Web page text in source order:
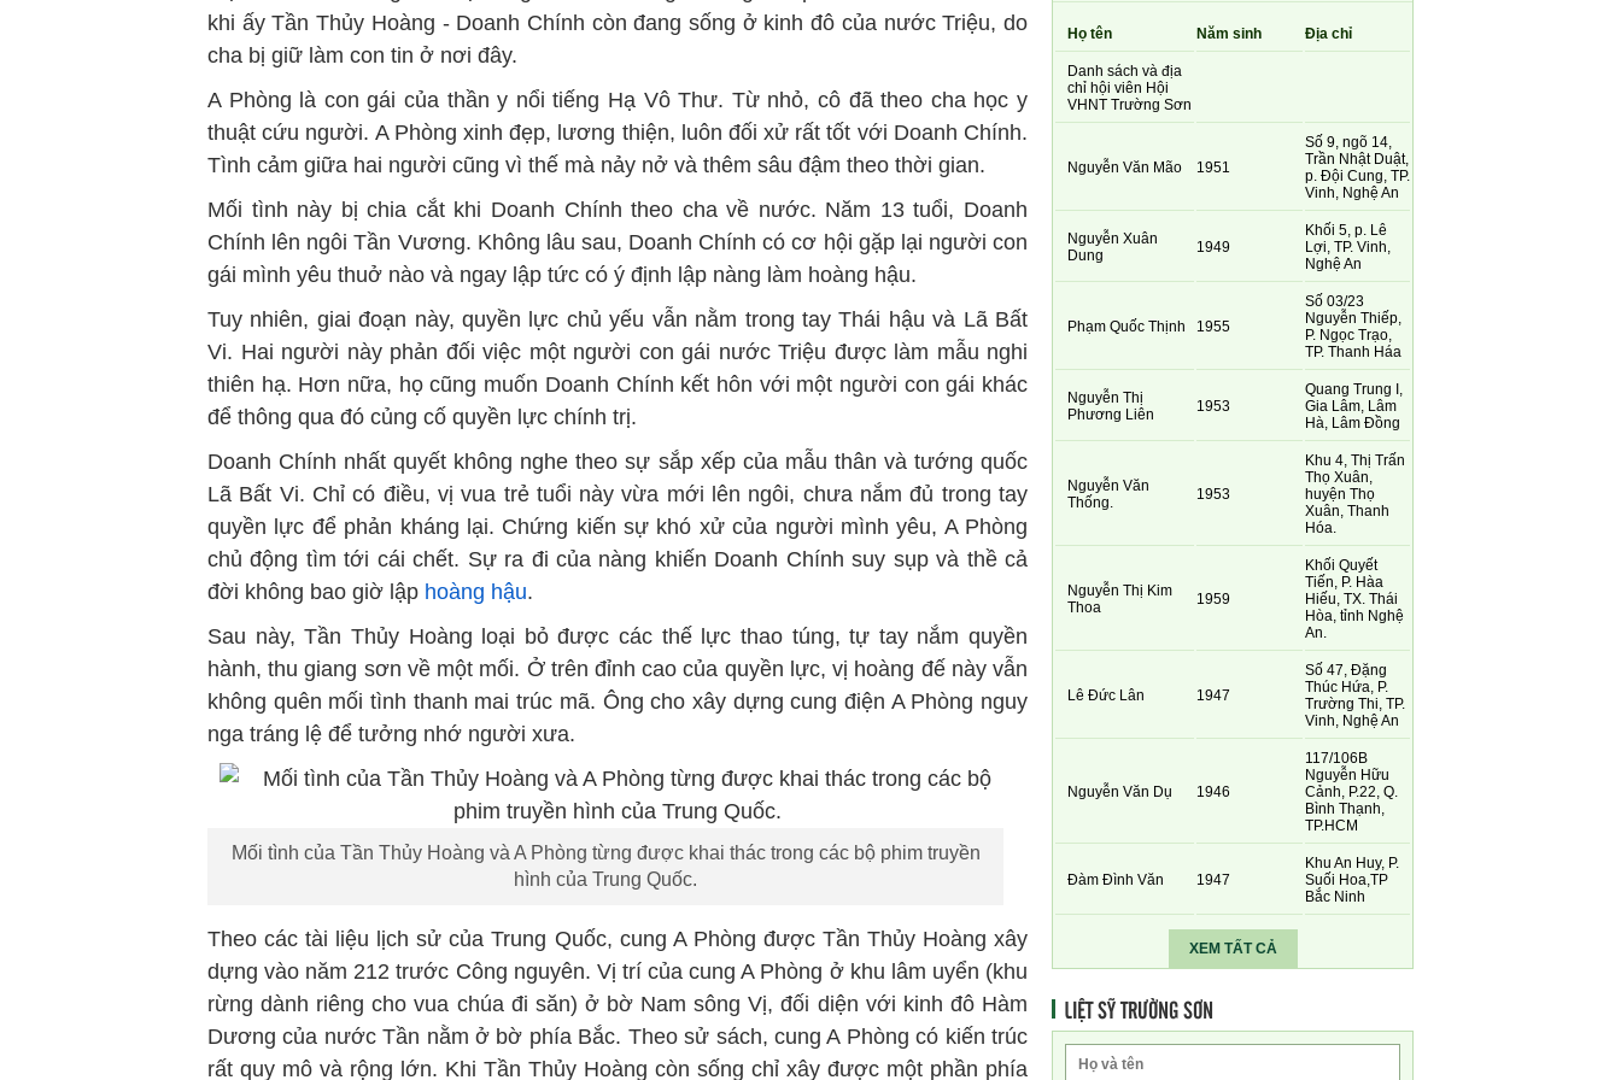
khi ấy Tần Thủy Hoàng - Doanh Chính còn đang sống ở kinh đô của nước Triệu, do
cha bị giữ làm con tin ở nơi đây.
A Phòng là con gái của thần y nổi tiếng Hạ Vô Thư. Từ nhỏ, cô đã theo cha học y
thuật cứu người. A Phòng xinh đẹp, lương thiện, luôn đối xử rất tốt với Doanh Chính.
Tình cảm giữa hai người cũng vì thế mà nảy nở và thêm sâu đậm theo thời gian.
Mối tình này bị chia cắt khi Doanh Chính theo cha về nước. Năm 13 tuổi, Doanh
Chính lên ngôi Tần Vương. Không lâu sau, Doanh Chính có cơ hội gặp lại người con
gái mình yêu thuở nào và ngay lập tức có ý định lập nàng làm hoàng hậu.
Tuy nhiên, giai đoạn này, quyền lực chủ yếu vẫn nằm trong tay Thái hậu và Lã Bất
Vi. Hai người này phản đối việc một người con gái nước Triệu được làm mẫu nghi
thiên hạ. Hơn nữa, họ cũng muốn Doanh Chính kết hôn với một người con gái khác
để thông qua đó củng cố quyền lực chính trị.
Doanh Chính nhất quyết không nghe theo sự sắp xếp của mẫu thân và tướng quốc
Lã Bất Vi. Chỉ có điều, vị vua trẻ tuổi này vừa mới lên ngôi, chưa nắm đủ trong tay
quyền lực để phản kháng lại. Chứng kiến sự khó xử của người mình yêu, A Phòng
chủ động tìm tới cái chết. Sự ra đi của nàng khiến Doanh Chính suy sụp và thề cả
đời không bao giờ lập hoàng hậu.
Sau này, Tần Thủy Hoàng loại bỏ được các thế lực thao túng, tự tay nắm quyền
hành, thu giang sơn về một mối. Ở trên đỉnh cao của quyền lực, vị hoàng đế này vẫn
không quên mối tình thanh mai trúc mã. Ông cho xây dựng cung điện A Phòng nguy
nga tráng lệ để tưởng nhớ người xưa.
Mối tình của Tần Thủy Hoàng và A Phòng từng được khai thác trong các bộ phim truyền
hình của Trung Quốc.
Theo các tài liệu lịch sử của Trung Quốc, cung A Phòng được Tần Thủy Hoàng xây
dựng vào năm 212 trước Công nguyên. Vị trí của cung A Phòng ở khu lâm uyển (khu
rừng dành riêng cho vua chúa đi săn) ở bờ Nam sông Vị, đối diện với kinh đô Hàm
Dương của nước Tần nằm ở bờ phía Bắc. Theo sử sách, cung A Phòng có kiến trúc
rất quy mô và rộng lớn. Khi Tần Thủy Hoàng còn sống chỉ xây được một phần phía
Họ tên Năm sinh Địa chỉ
Danh sách và địa
chỉ hội viên Hội
VHNT Trường Sơn
Nguyễn Văn Mão 1951
Số 9, ngõ 14,
Trần Nhật Duật,
p. Đội Cung, TP.
Vinh, Nghệ An
Nguyễn Xuân
Dung
1949
Khối 5, p. Lê
Lợi, TP. Vinh,
Nghệ An
Phạm Quốc Thịnh 1955
Số 03/23
Nguyễn Thiếp,
P. Ngọc Trạo,
TP. Thanh Háa
Nguyễn Thị
Phương Liên
1953
Quang Trung I,
Gia Lâm, Lâm
Hà, Lâm Đồng
Nguyễn Văn
Thống.
1953
Khu 4, Thị Trấn
Thọ Xuân,
huyện Thọ
Xuân, Thanh
Hóa.
Nguyễn Thị Kim
Thoa
1959
Khối Quyết
Tiến, P. Hàa
Hiếu, TX. Thái
Hòa, tỉnh Nghệ
An.
Lê Đức Lân 1947
Số 47, Đặng
Thúc Hứa, P.
Trường Thi, TP.
Vinh, Nghệ An
Nguyễn Văn Dụ 1946
117/106B
Nguyễn Hữu
Cảnh, P.22, Q.
Bình Thạnh,
TP.HCM
Đàm Đình Văn 1947
Khu An Huy, P.
Suối Hoa,TP
Bắc Ninh
XEM TẤT CẢ
LIỆT SỸ TRƯỜNG SƠN